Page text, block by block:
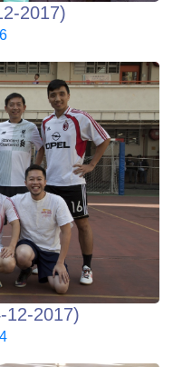
2017)
12-2017)